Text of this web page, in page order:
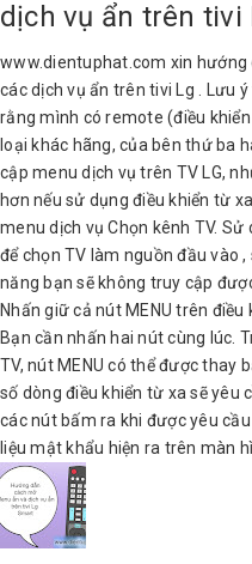
dịch vụ ẩn trên tivi
www.dientuphat.com xin hướng
các dịch vụ ẩn trên tivi Lg . Lưu
rằng mình có remote (điều
loại khác hãng, của bên thứ ba
cập menu dịch vụ trên TV LG,
hơn nếu sử dụng điều khiển từ
menu dịch vụ Chọn kênh TV.
để chọn TV làm nguồn đầu vào
năng bạn sẽ không truy cập
Nhấn giữ cả nút MENU trên điều
Bạn cần nhấn hai nút cùng lúc.
TV, nút MENU có thể được thay
số dòng điều khiển từ xa sẽ yêu
các nút bấm ra khi được yêu
liệu mật khẩu hiện ra trên màn